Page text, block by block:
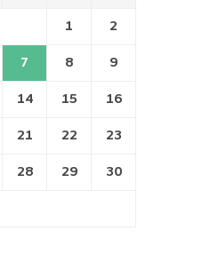
1 2
7 8 9
14 15 16
21 22 23
28 29 30